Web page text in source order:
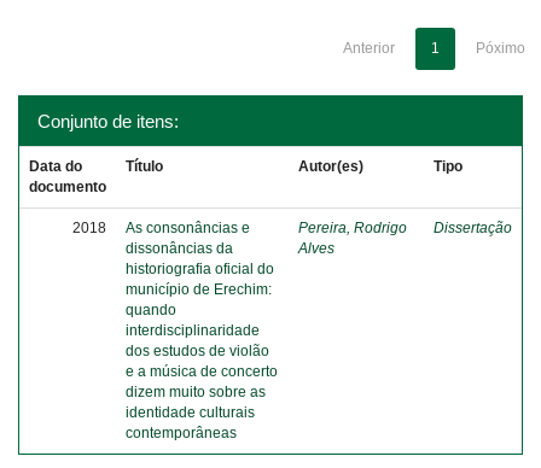
Anterior 1 Póximo
Conjunto de itens:
Data do
documento
Título Autor(es) Tipo
2018
As consonâncias e
dissonâncias da
historiografia oficial do
município de Erechim:
quando
interdisciplinaridade
dos estudos de violão
e a música de concerto
dizem muito sobre as
identidade culturais
contemporâneas
Pereira, Rodrigo
Alves
Dissertação